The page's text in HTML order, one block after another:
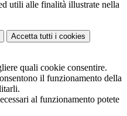
utili alle finalità illustrate nella
Accetta tutti i cookies
quali cookie consentire.
il funzionamento della
al funzionamento potete